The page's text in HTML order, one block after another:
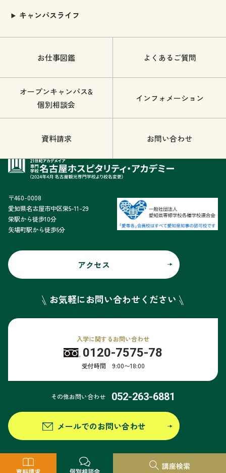
キャンパスライフ
お仕事図鑑 よくあるご質問
オープンキャンパス&
個別相談会
インフォメーション
資料請求 お問い合わせ
〒460-0008
愛知県名古屋市中区栄5-11-29
栄駅から徒歩10分
矢場町駅から徒歩5分
アクセス
お気軽にお問い合わせください
入学に関するお問い合わせ
0120-7575-78
受付時間 9:00〜18:00
その他お問い合わせ 052-263-6881
メールでのお問い合わせ
個人情報保護方針 このサイトについて サイトマップ 情報公開
資料請求 個別相談会 講座検索